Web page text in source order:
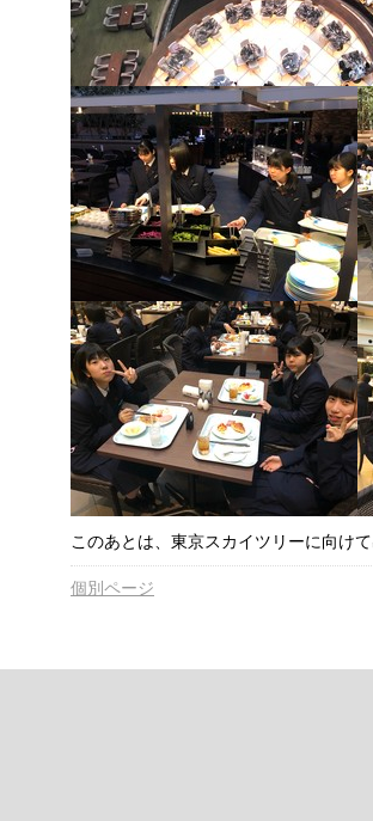
このあとは、東京スカイツリーに向け
個別ページ